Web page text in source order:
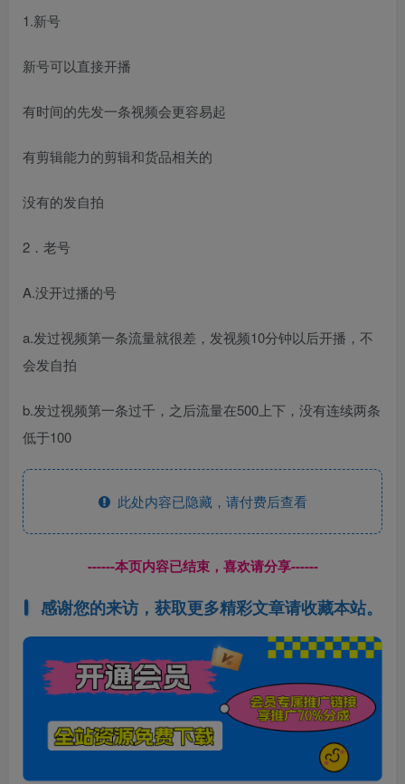
1.新号
新号可以直接开播
有时间的先发一条视频会更容易起
有剪辑能力的剪辑和货品相关的
没有的发自拍
2．老号
A.没开过播的号
a.发过视频第一条流量就很差，发视频10分钟以后开播，不
会发自拍
b.发过视频第一条过千，之后流量在500上下，没有连续两条
低于100
此处内容已隐藏，请付费后查看
------本页内容已结束，喜欢请分享------
感谢您的来访，获取更多精彩文章请收藏本站。